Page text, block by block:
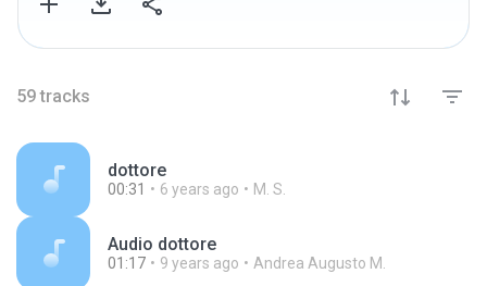
59 tracks
dottore
00:31 6 years ago M. S.
Audio dottore
01:17 9 years ago Andrea Augusto M.